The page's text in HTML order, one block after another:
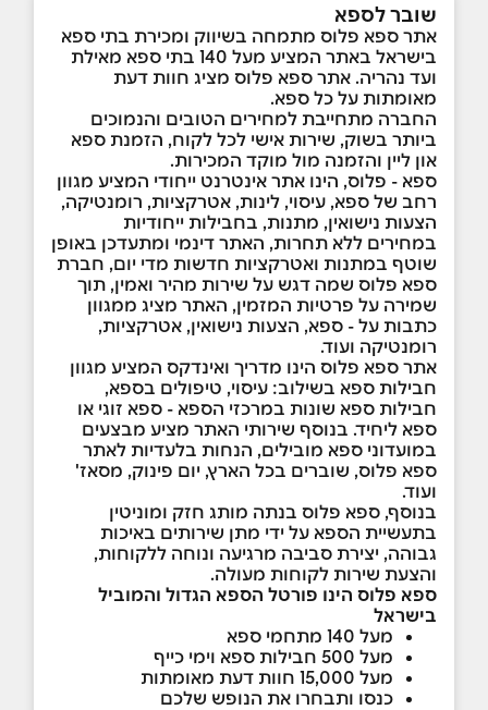
שובר לספא
אתר ספא פלוס מתמחה בשיווק ומכירת בתי ספא
בישראל באתר המציע מעל 140 בתי ספא מאילת
ועד נהריה. אתר ספא פלוס מציג חוות דעת
מאומתות על כל ספא.
החברה מתחייבת למחירים הטובים והנמוכים
ביותר בשוק, שירות אישי לכל לקוח, הזמנת ספא
און ליין והזמנה מול מוקד המכירות.
ספא - פלוס, הינו אתר אינטרנט ייחודי המציע מגוון
רחב של ספא, עיסוי, לינות, אטרקציות, רומנטיקה,
הצעות נישואין, מתנות, בחבילות ייחודיות
במחירים ללא תחרות, האתר דינמי ומתעדכן באופן
שוטף במתנות ואטרקציות חדשות מדי יום, חברת
ספא פלוס שמה דגש על שירות מהיר ואמין, תוך
שמירה על פרטיות המזמין, האתר מציג ממגוון
כתבות על - ספא, הצעות נישואין, אטרקציות,
רומנטיקה ועוד.
אתר ספא פלוס הינו מדריך ואינדקס המציע מגוון
חבילות ספא בשילוב: עיסוי, טיפולים בספא,
חבילות ספא שונות במרכזי הספא - ספא זוגי או
ספא ליחיד. בנוסף שירותי האתר מציע מבצעים
במועדוני ספא מובילים, הנחות בלעדיות לאתר
ספא פלוס, שוברים בכל הארץ, יום פינוק, מסאז'
ועוד.
בנוסף, ספא פלוס בנתה מותג חזק ומוניטין
בתעשיית הספא על ידי מתן שירותים באיכות
גבוהה, יצירת סביבה מרגיעה ונוחה ללקוחות,
והצעת שירות לקוחות מעולה.
ספא פלוס הינו פורטל הספא הגדול והמוביל
בישראל
מעל 140 מתחמי ספא
מעל 500 חבילות ספא וימי כייף
מעל 15,000 חוות דעת מאומתות
כנסו ותבחרו את הנופש שלכם